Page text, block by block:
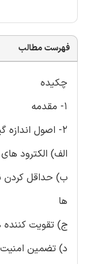
فهرست مطالب
چکیده
1- مقدمه
2- اصول اندازه گیری پتانسیل زیستی EOG
الف) الکترود های Ag-AgCl و ژل الکترولیت
ب) حداقل کردن
ها
ج) تقویت
د) تضمین امنیت